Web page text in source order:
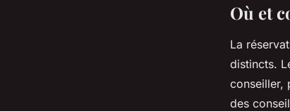
Où et
La
distincts.
conseiller,
des